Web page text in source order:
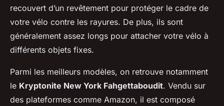
recouvert d’un revêtement pour protéger le cadre de
votre vélo contre les rayures. De plus, ils sont
généralement assez longs pour attacher votre vélo à
différents objets fixes.
Parmi les meilleurs modèles, on retrouve notamment
le Kryptonite New York Fahgettaboudit. Vendu sur
des plateformes comme Amazon, il est composé